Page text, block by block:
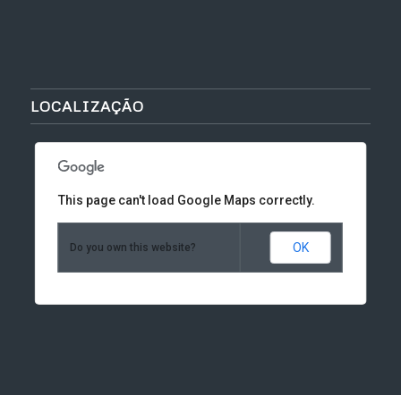
LOCALIZAÇÃO
This page can't load Google Maps correctly.
Do you own this website? OK